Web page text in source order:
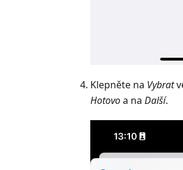
Klepněte na Vybrat
Hotovoa na Další.